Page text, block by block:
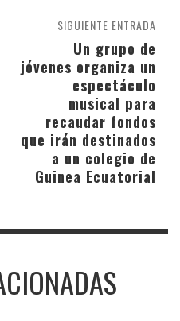
SIGUIENTE ENTRADA
Un grupo de
jóvenes organiza un
espectáculo
musical para
recaudar fondos
que irán destinados
a un colegio de
Guinea Ecuatorial